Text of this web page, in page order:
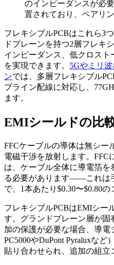
のインピーダンスが必
置されており、ペアリ
フレキシブルPCBはこれら3
ドプレーンを持つ2層フレキ
インピーダンス、低クロス
を実現できます。 5Gやミリ
ンでは、多層フレキシブル
プライン配線に対応し、
ます。
EMIシールドの比
FFCケーブルの導体は無シー
電磁干渉を放射します。FFC
は、ケーブル全体に導電箔
る必要があります——これは
で、1本あたり$0.30〜$0.80の
フレキシブルPCBはEMIシー
す。グランドプレーン層が固
加の保護が必要な場合、導電
PC5000やDuPont Pyraluxな
貼り合わせられ、追加の組立